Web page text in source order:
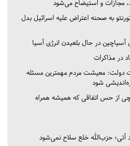
مجازات و استیضاح می‌شود
به صحنه اعتراض علیه اسرائیل بدل
در حال بلعیدن انرژی آسیا
در مذاکرات
دولت: معیشت مردم مهمترین مسئله
شود
از حس اتفاقی که همیشه همراه
آتی؛ حزب‌الله خلع سلاح نمی‌شود